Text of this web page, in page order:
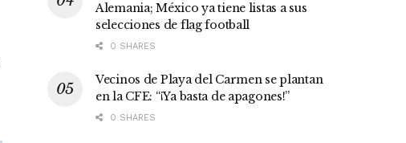
Alemania; México ya tiene listas a sus
selecciones de flag football
0 SHARES
Vecinos de Playa del Carmen se plantan
en la CFE: “¡Ya basta de apagones!”
0 SHARES